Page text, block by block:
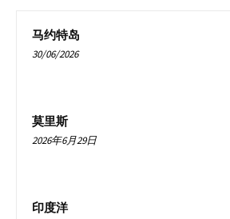
马约特岛
30/06/2026
莫里斯
2026年6月29日
印度洋